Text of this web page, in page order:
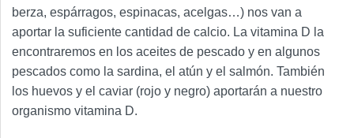
berza, espárragos, espinacas, acelgas…) nos van a
aportar la suficiente cantidad de calcio. La vitamina D la
encontraremos en los aceites de pescado y en algunos
pescados como la sardina, el atún y el salmón. También
los huevos y el caviar (rojo y negro) aportarán a nuestro
organismo vitamina D.